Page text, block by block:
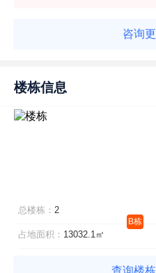
咨询
楼栋信息
B栋
总楼栋： 2
占地面积： 13032.1㎡
查询楼